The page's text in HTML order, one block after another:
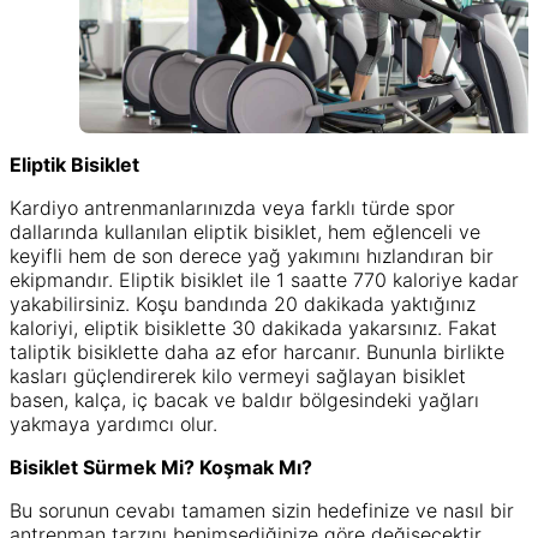
Eliptik Bisiklet
Kardiyo antrenmanlarınızda veya farklı türde spor
dallarında kullanılan eliptik bisiklet, hem eğlenceli ve
keyifli hem de son derece yağ yakımını hızlandıran bir
ekipmandır. Eliptik bisiklet ile 1 saatte 770 kaloriye kadar
yakabilirsiniz. Koşu bandında 20 dakikada yaktığınız
kaloriyi, eliptik bisiklette 30 dakikada yakarsınız. Fakat
taliptik bisiklette daha az efor harcanır. Bununla birlikte
kasları güçlendirerek kilo vermeyi sağlayan bisiklet
basen, kalça, iç bacak ve baldır bölgesindeki yağları
yakmaya yardımcı olur.
Bisiklet Sürmek Mi? Koşmak Mı?
Bu sorunun cevabı tamamen sizin hedefinize ve nasıl bir